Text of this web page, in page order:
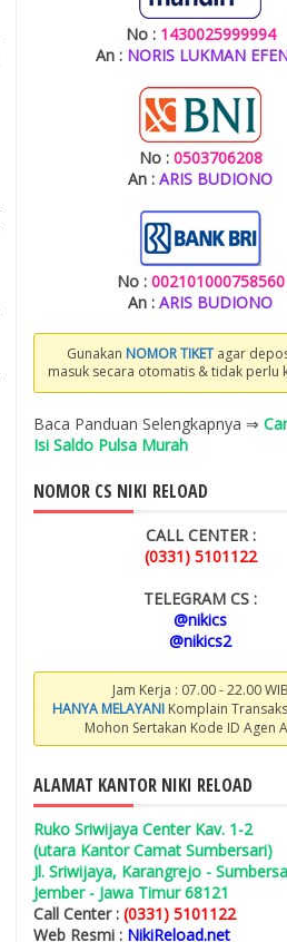
No : 1430025999994
An : NORIS LUKMAN
No : 0503706208
An : ARIS BUDIONO
No : 002101000758560
An : ARIS BUDIONO
Gunakan NOMOR TIKETagar
masuk secara otomatis & tidak perlu
Baca Panduan Selengkapnya ⇒
Isi Saldo Pulsa Murah
NOMOR CS NIKI RELOAD
CALL CENTER :
(0331) 5101122
TELEGRAM CS :
@nikics
@nikics2
Jam Kerja : 07.00 - 22.00 WIB
HANYA MELAYANIKomplain
Mohon Sertakan Kode ID Agen
ALAMAT KANTOR NIKI RELOAD
Ruko Sriwijaya Center Kav. 1-2
(utara Kantor Camat Sumbersari)
Jl. Sriwijaya, Karangrejo -
Jember - Jawa Timur 68121
Call Center : (0331) 5101122
Web Resmi : NikiReload.net